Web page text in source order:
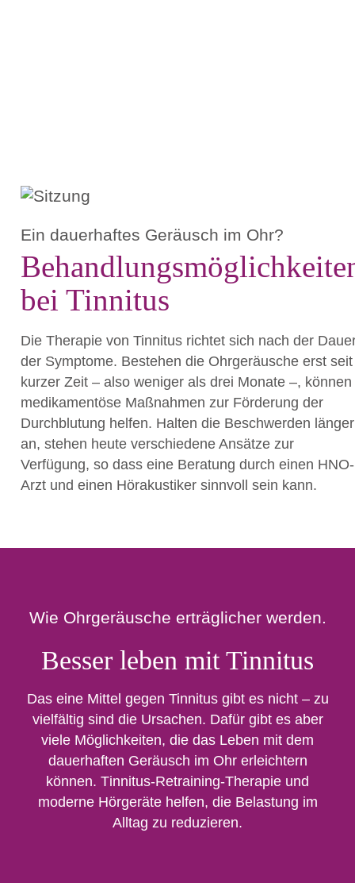
Ein dauerhaftes Geräusch im Ohr?
bei Tinnitus
Die Therapie von Tinnitus richtet sich nach der
der Symptome. Bestehen die Ohrgeräusche erst seit
kurzer Zeit – also weniger als drei Monate –, können
medikamentöse Maßnahmen zur Förderung der
Durchblutung helfen. Halten die Beschwerden länger
an, stehen heute verschiedene Ansätze zur
Verfügung, so dass eine Beratung durch einen HNO-
Arzt und einen Hörakustiker sinnvoll sein kann.
Wie Ohrgeräusche erträglicher werden.
Besser leben mit Tinnitus
Das eine Mittel gegen Tinnitus gibt es nicht – zu
vielfältig sind die Ursachen. Dafür gibt es aber
viele Möglichkeiten, die das Leben mit dem
dauerhaften Geräusch im Ohr erleichtern
können. Tinnitus-Retraining-Therapie und
moderne Hörgeräte helfen, die Belastung im
Alltag zu reduzieren.